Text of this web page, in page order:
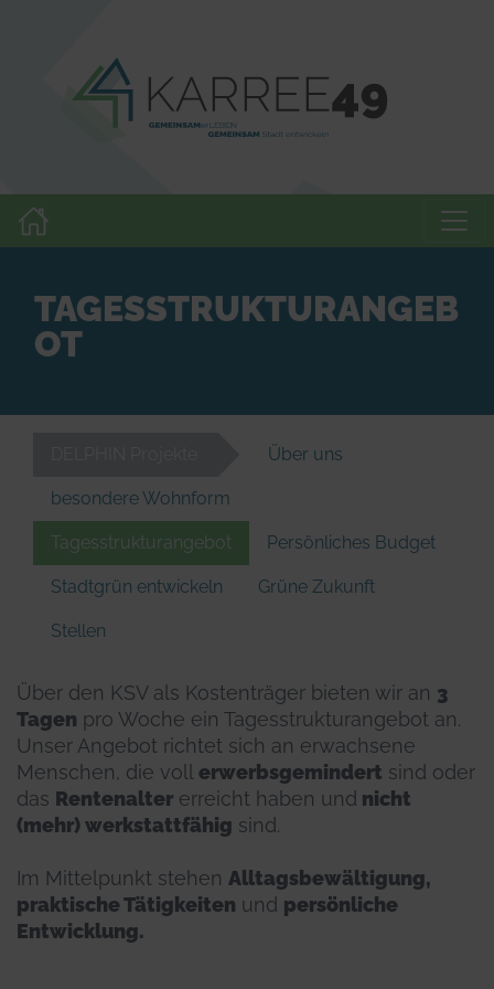
TAGESSTRUKTURANGEB
OT
Über uns
besondere Wohnform
Tagesstrukturangebot Persönliches Budget
Stadtgrün entwickeln Grüne Zukunft
Stellen
Über den KSV als Kostenträger bieten wir an 3
Tagen pro Woche ein Tagesstrukturangebot an.
Unser Angebot richtet sich an erwachsene
Menschen, die vollerwerbsgemindert sind oder
das Rentenalter erreicht haben und nicht
(mehr) werkstattfähig sind.
Im Mittelpunkt stehen Alltagsbewältigung,
praktische Tätigkeiten und persönliche
Entwicklung.